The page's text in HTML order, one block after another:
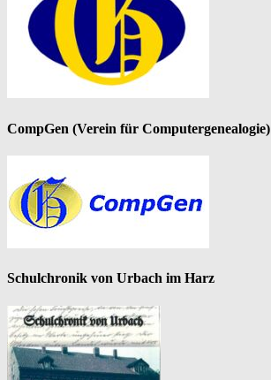
CompGen (Verein für Computergenealogie)
Schulchronik von Urbach im Harz